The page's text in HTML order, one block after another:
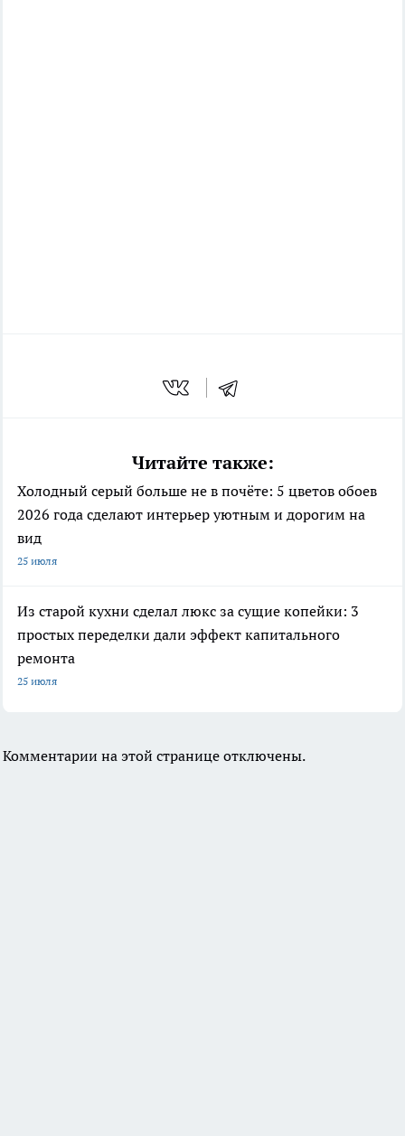
Читайте также:
Холодный серый больше не в почёте: 5 цветов обоев
2026 года сделают интерьер уютным и дорогим на
вид
25 июля
Из старой кухни сделал люкс за сущие копейки: 3
простых переделки дали эффект капитального
ремонта
25 июля
Комментарии на этой странице отключены.